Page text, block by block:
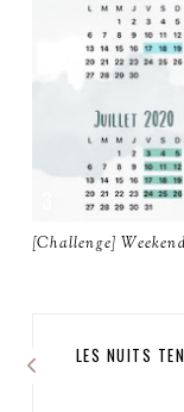
[Challenge]
LES NUITS